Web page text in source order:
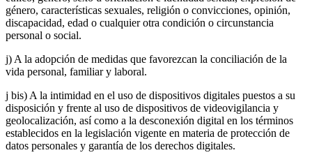
género, características sexuales, religión o convicciones, opinión,
discapacidad, edad o cualquier otra condición o circunstancia
personal o social.
j) A la adopción de medidas que favorezcan la conciliación de la
vida personal, familiar y laboral.
j bis) A la intimidad en el uso de dispositivos digitales puestos a su
disposición y frente al uso de dispositivos de videovigilancia y
geolocalización, así como a la desconexión digital en los términos
establecidos en la legislación vigente en materia de protección de
datos personales y garantía de los derechos digitales.